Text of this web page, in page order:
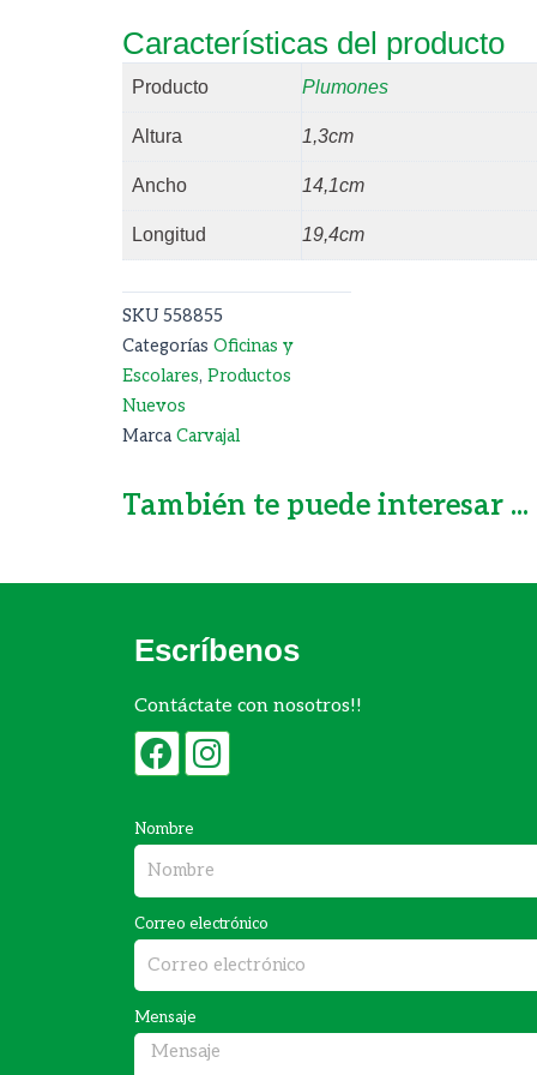
Características del producto
Producto Plumones
Altura 1,3cm
Ancho 14,1cm
Longitud 19,4cm
SKU 558855
Categorías Oficinas y
Escolares, Productos
Nuevos
Marca Carvajal
También te puede interesar ...
Escríbenos
Contáctate con nosotros!!
F
c
e
b
o
o
k
I
t
a
g
r
a
m
Nombre
Correo electrónico
Mensaje